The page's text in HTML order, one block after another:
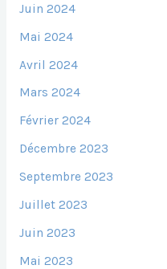
Juin 2024
Mai 2024
Avril 2024
Mars 2024
Février 2024
Décembre 2023
Septembre 2023
Juillet 2023
Juin 2023
Mai 2023